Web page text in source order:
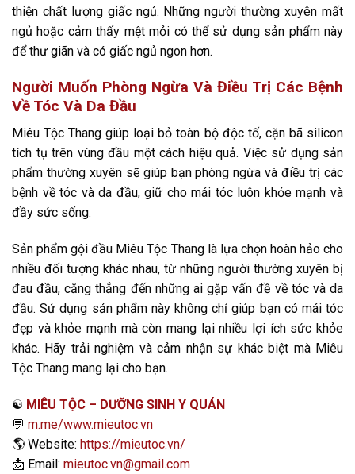
thiện chất lượng giấc ngủ. Những người thường xuyên mất
ngủ hoặc cảm thấy mệt mỏi có thể sử dụng sản phẩm này
để thư giãn và có giấc ngủ ngon hơn.
Người Muốn Phòng Ngừa Và Điều Trị Các Bệnh
Về Tóc Và Da Đầu
Miêu Tộc Thang giúp loại bỏ toàn bộ độc tố, cặn bã silicon
tích tụ trên vùng đầu một cách hiệu quả. Việc sử dụng sản
phẩm thường xuyên sẽ giúp bạn phòng ngừa và điều trị các
bệnh về tóc và da đầu, giữ cho mái tóc luôn khỏe mạnh và
đầy sức sống.
Sản phẩm gội đầu Miêu Tộc Thang là lựa chọn hoàn hảo cho
nhiều đối tượng khác nhau, từ những người thường xuyên bị
đau đầu, căng thẳng đến những ai gặp vấn đề về tóc và da
đầu. Sử dụng sản phẩm này không chỉ giúp bạn có mái tóc
đẹp và khỏe mạnh mà còn mang lại nhiều lợi ích sức khỏe
khác. Hãy trải nghiệm và cảm nhận sự khác biệt mà Miêu
Tộc Thang mang lại cho bạn.
☯️ MIÊU TỘC – DƯỠNG SINH Y QUÁN
💬 m.me/www.mieutoc.vn
🌎 Website: https://mieutoc.vn/
📩 Email: mieutoc.vn@gmail.com